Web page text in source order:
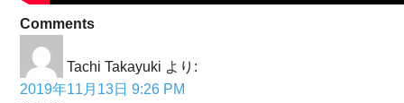
Comments
Tachi Takayuki より:
2019年11月13日 9:26 PM